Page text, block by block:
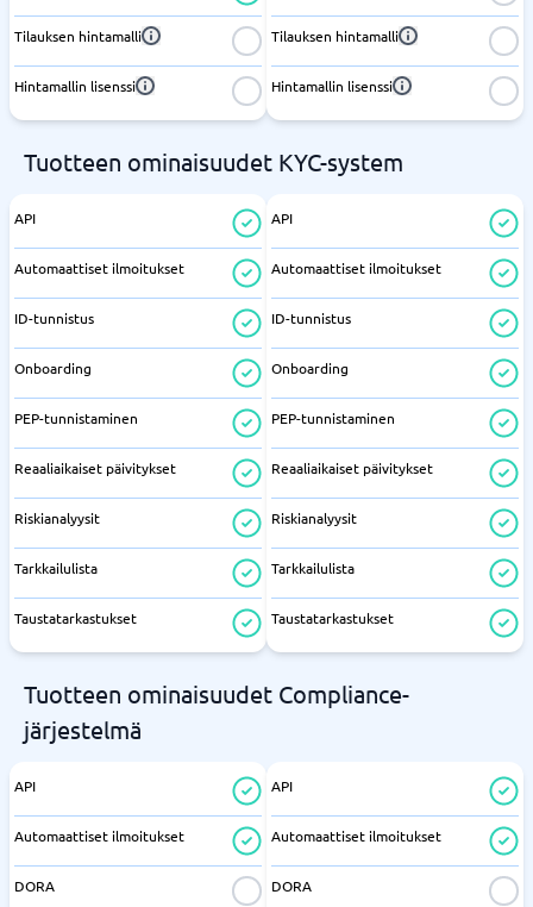
Tilauksen hintamalli
Hintamallin lisenssi
Tilauksen hintamalli
Hintamallin lisenssi
Tuotteen ominaisuudet KYC-system
API
Automaattiset ilmoitukset
ID-tunnistus
Onboarding
PEP-tunnistaminen
Reaaliaikaiset päivitykset
Riskianalyysit
Tarkkailulista
Taustatarkastukset
API
Automaattiset ilmoitukset
ID-tunnistus
Onboarding
PEP-tunnistaminen
Reaaliaikaiset päivitykset
Riskianalyysit
Tarkkailulista
Taustatarkastukset
Tuotteen ominaisuudet Compliance-
järjestelmä
API
Automaattiset ilmoitukset
DORA
API
Automaattiset ilmoitukset
DORA